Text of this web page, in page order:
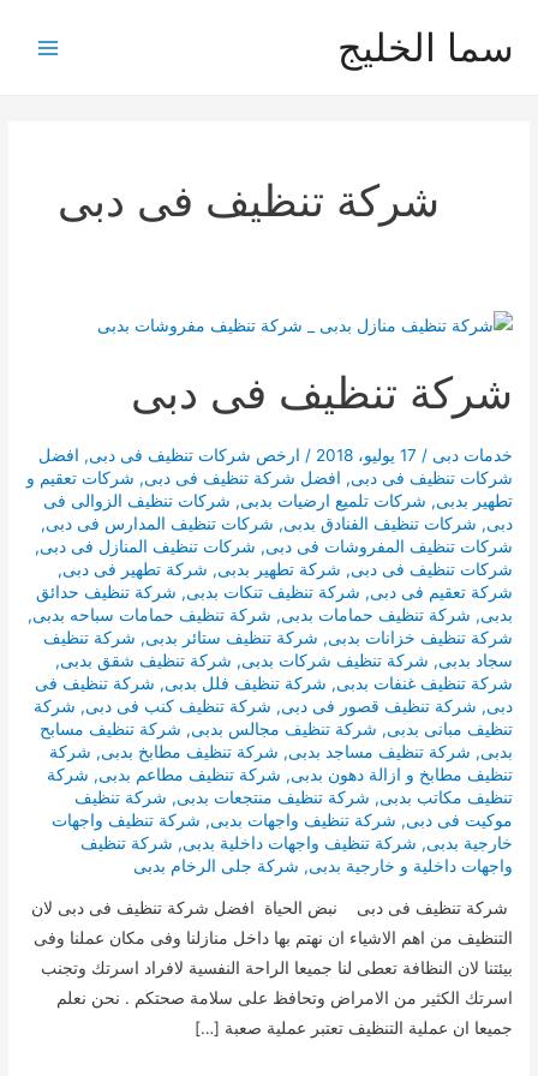
سما الخليج
شركة تنظيف فى دبى
شركة تنظيف فى دبى
خدمات دبى / 17 يوليو، 2018 / ارخص شركات تنظيف فى دبى, افضل
شركات تنظيف فى دبى, افضل شركة تنظيف فى دبى, شركات تعقيم و
تطهير بدبى, شركات تلميع ارضيات بدبى, شركات تنظيف الزوالى فى
دبى, شركات تنظيف الفنادق بدبى, شركات تنظيف المدارس فى دبى,
شركات تنظيف المفروشات فى دبى, شركات تنظيف المنازل فى دبى,
شركات تنظيف فى دبى, شركة تطهير بدبى, شركة تطهير فى دبى,
شركة تعقيم فى دبى, شركة تنظيف تنكات بدبى, شركة تنظيف حدائق
بدبى, شركة تنظيف حمامات بدبى, شركة تنظيف حمامات سباحه بدبى,
شركة تنظيف خزانات بدبى, شركة تنظيف ستائر بدبى, شركة تنظيف
سجاد بدبى, شركة تنظيف شركات بدبى, شركة تنظيف شقق بدبى,
شركة تنظيف غنفات بدبى, شركة تنظيف فلل بدبى, شركة تنظيف فى
دبى, شركة تنظيف قصور فى دبى, شركة تنظيف كنب فى دبى, شركة
تنظيف مبانى بدبى, شركة تنظيف مجالس بدبى, شركة تنظيف مسابح
بدبى, شركة تنظيف مساجد بدبى, شركة تنظيف مطابخ بدبى, شركة
تنظيف مطابخ و ازالة دهون بدبى, شركة تنظيف مطاعم بدبى, شركة
تنظيف مكاتب بدبى, شركة تنظيف منتجعات بدبى, شركة تنظيف
موكيت فى دبى, شركة تنظيف واجهات بدبى, شركة تنظيف واجهات
خارجية بدبى, شركة تنظيف واجهات داخلية بدبى, شركة تنظيف
واجهات داخلية و خارجية بدبى, شركة جلى الرخام بدبى
شركة تنظيف فى دبى نبض الحياة افضل شركة تنظيف فى دبى لان
التنظيف من اهم الاشياء ان نهتم بها داخل منازلنا وفى مكان عملنا وفى
بيئتنا لان النظافة تعطى لنا جميعا الراحة النفسية لافراد اسرتك وتجنب
اسرتك الكثير من الامراض وتحافظ على سلامة صحتكم . نحن نعلم
جميعا ان عملية التنظيف تعتبر عملية صعبة […]